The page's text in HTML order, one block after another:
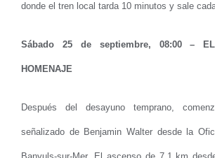
donde el tren local tarda 10 minutos y sale
Sábado 25 de septiembre, 08:00 –
HOMENAJE
Después del desayuno temprano,
señalizado de Benjamin Walter desde la